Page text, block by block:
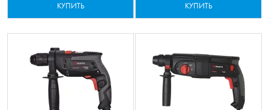
КУПИТЬ КУПИТЬ